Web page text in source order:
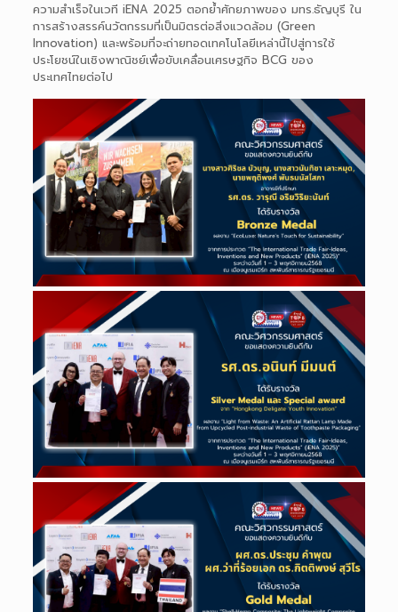
ความสำเร็จในเวที iENA 2025 ตอกย้ำศักยภาพของ มทร.ธัญบุรี ใน
การสร้างสรรค์นวัตกรรมที่เป็นมิตรต่อสิ่งแวดล้อม (Green
Innovation) และพร้อมที่จะถ่ายทอดเทคโนโลยีเหล่านี้ไปสู่การใช้
ประโยชน์ในเชิงพาณิชย์เพื่อขับเคลื่อนเศรษฐกิจ BCG ของ
ประเทศไทยต่อไป